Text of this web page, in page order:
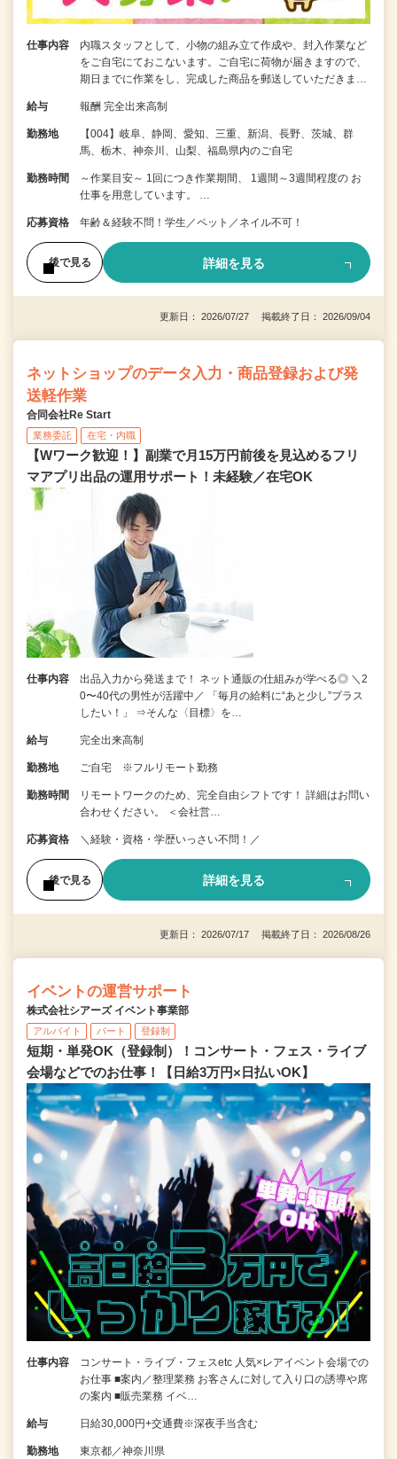
仕事内容
内職スタッフとして、小物の組み立て作成や、封入作業など
をご自宅にておこないます。ご自宅に荷物が届きますので、
期日までに作業をし、完成した商品を郵送していただきま…
給与 報酬 完全出来高制
勤務地
【004】岐阜、静岡、愛知、三重、新潟、長野、茨城、群
馬、栃木、神奈川、山梨、福島県内のご自宅
勤務時間
～作業目安～ 1回につき作業期間、 1週間～3週間程度の お
仕事を用意しています。 …
応募資格 年齢＆経験不問！学生／ペット／ネイル不可！
後で見る 詳細を見る
更新日： 2026/07/27 掲載終了日： 2026/09/04
ネットショップのデータ入力・商品登録および発
送軽作業
合同会社Re Start
業務委託 在宅・内職
【Wワーク歓迎！】副業で月15万円前後を見込めるフリ
マアプリ出品の運用サポート！未経験／在宅OK
仕事内容
出品入力から発送まで！ ネット通販の仕組みが学べる◎ ＼2
0〜40代の男性が活躍中／ 「毎月の給料に“あと少し”プラス
したい！」 ⇒そんな〈目標〉を…
給与 完全出来高制
勤務地 ご自宅 ※フルリモート勤務
勤務時間
リモートワークのため、完全自由シフトです！ 詳細はお問い
合わせください。 ＜会社営…
応募資格 ＼経験・資格・学歴いっさい不問！／
後で見る 詳細を見る
更新日： 2026/07/17 掲載終了日： 2026/08/26
イベントの運営サポート
株式会社シアーズ イベント事業部
アルバイト パート 登録制
短期・単発OK（登録制）！コンサート・フェス・ライブ
会場などでのお仕事！【日給3万円×日払いOK】
仕事内容
コンサート・ライブ・フェスetc 人気×レアイベント会場での
お仕事 ■案内／整理業務 お客さんに対して入り口の誘導や席
の案内 ■販売業務 イベ…
給与 日給30,000円+交通費※深夜手当含む
勤務地 東京都／神奈川県